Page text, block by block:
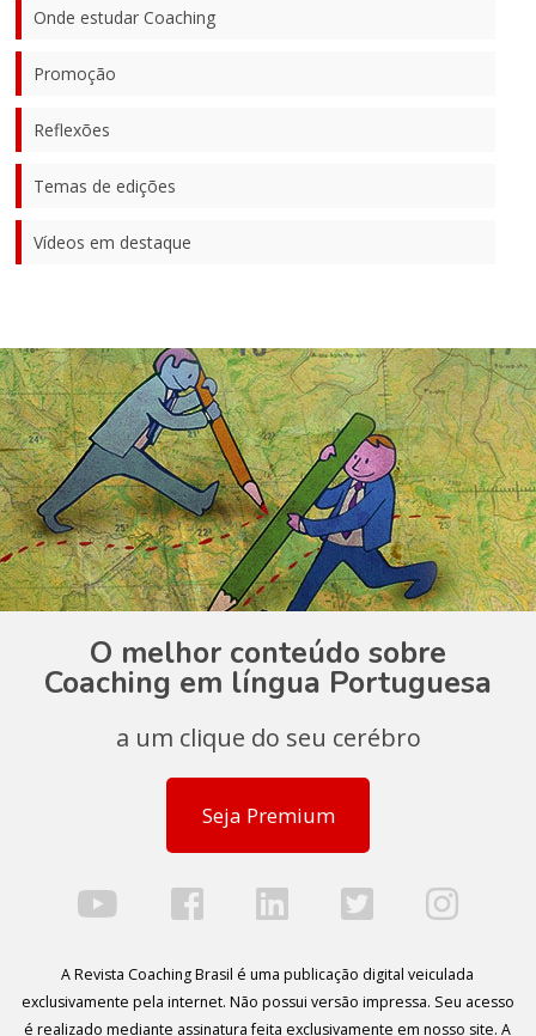
Onde estudar Coaching
Promoção
Reflexões
Temas de edições
Vídeos em destaque
O melhor conteúdo sobre
Coaching em língua Portuguesa
a um clique do seu cerébro
Seja Premium
A Revista Coaching Brasil é uma publicação digital veiculada
exclusivamente pela internet. Não possui versão impressa. Seu acesso
é realizado mediante assinatura feita exclusivamente em nosso site. A